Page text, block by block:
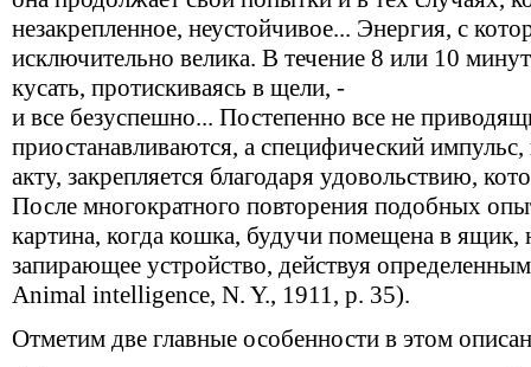
незакрепленное, неустойчивое... Энергия, с
исключительно велика. В течение 8 или 10
кусать, протискиваясь в щели, -
и все безуспешно... Постепенно все не
приостанавливаются, а специфический
акту, закрепляется благодаря удовольствию,
После многократного повторения подобных
картина, когда кошка, будучи помещена в ящик,
запирающее устройство, действуя
Animal intelligence, N. Y., 1911, р. 35).
Отметим две главные особенности в этом